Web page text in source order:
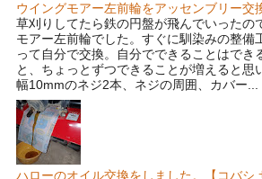
ウイングモアー左前輪をアッセンブリー交
草刈りしてたら鉄の円盤が飛んでいったの
モアー左前輪でした。すぐに馴染みの整備
って自分で交換。自分でできることはでき
と、ちょっとずつできることが増えると思
幅10mmのネジ2本、ネジの周囲、カバー...
ハローのオイル交換をしました。【コバシ